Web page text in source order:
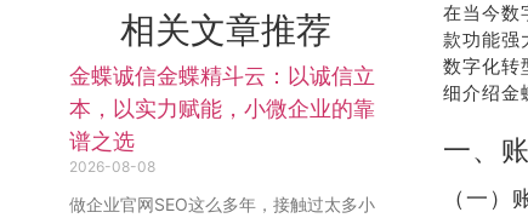
相关文章推荐
金蝶诚信金蝶精斗云：以诚信立
本，以实力赋能，小微企业的靠
谱之选
2026-08-08
做企业官网SEO这么多年，接触过太多小
在当今数
款功能强
数字化转
细介绍金
一、
（一）